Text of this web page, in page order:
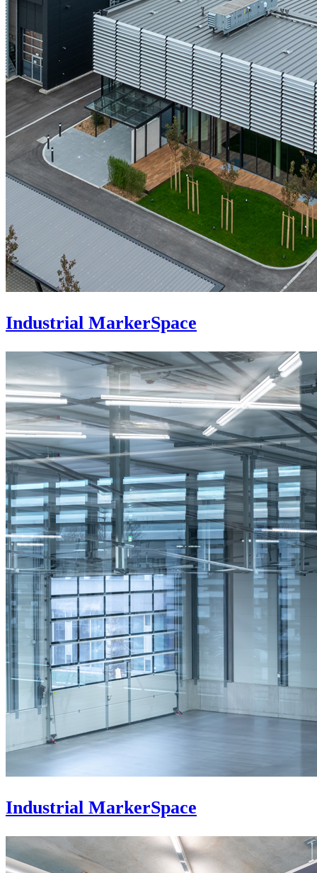
Industrial MarkerSpace
Industrial MarkerSpace